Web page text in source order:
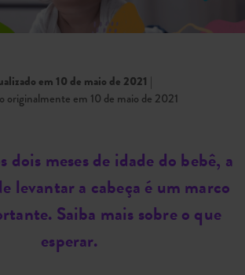
em 10 de maio de 2021 |
originalmente em 10 de maio de 2021
dois meses de idade do bebê, a
levantar a cabeça é um marco
Saiba mais sobre o que
esperar.